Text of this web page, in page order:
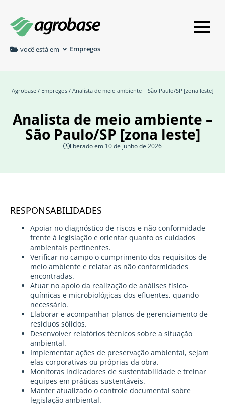
você está em Empregos
Agrobase / Empregos / Analista de meio ambiente – São Paulo/SP [zona leste]
Analista de meio ambiente –
São Paulo/SP [zona leste]
liberado em 10 de junho de 2026
RESPONSABILIDADES
Apoiar no diagnóstico de riscos e não conformidade
frente à legislação e orientar quanto os cuidados
ambientais pertinentes.
Verificar no campo o cumprimento dos requisitos de
meio ambiente e relatar as não conformidades
encontradas.
Atuar no apoio da realização de análises físico-
químicas e microbiológicas dos efluentes, quando
necessário.
Elaborar e acompanhar planos de gerenciamento de
resíduos sólidos.
Desenvolver relatórios técnicos sobre a situação
ambiental.
Implementar ações de preservação ambiental, sejam
elas corporativas ou próprias da obra.
Monitoras indicadores de sustentabilidade e treinar
equipes em práticas sustentáveis.
Manter atualizado o controle documental sobre
legislação ambiental.